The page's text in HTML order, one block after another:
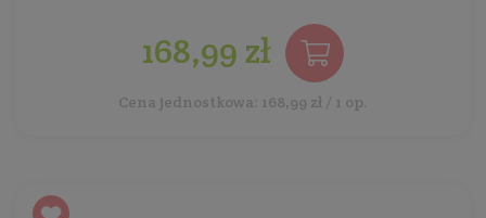
168,99 zł
Cena jednostkowa: 168,99 zł / 1 op.